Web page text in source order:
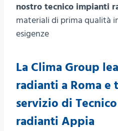
nostro tecnico impianti
materiali di prima qualità
esigenze
La Clima Group
radianti a Roma
servizio di
radianti Appia